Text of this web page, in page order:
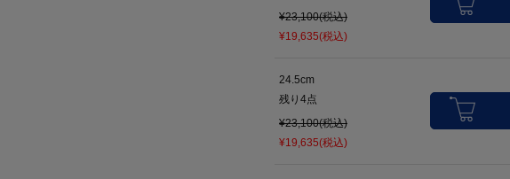
¥23,100(税込)
¥19,635(税込)
24.5cm
残り 4点
¥23,100(税込)
¥19,635(税込)